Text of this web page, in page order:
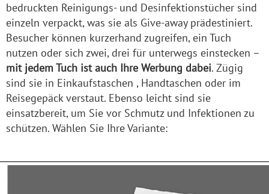
bedruckten Reinigungs- und Desinfektionstücher sind
einzeln verpackt, was sie als Give-away prädestiniert.
Besucher können kurzerhand zugreifen, ein Tuch
nutzen oder sich zwei, drei für unterwegs einstecken –
mit jedem Tuch ist auch Ihre Werbung dabei. Zügig
sind sie in Einkaufstaschen , Handtaschen oder im
Reisegepäck verstaut. Ebenso leicht sind sie
einsatzbereit, um Sie vor Schmutz und Infektionen zu
schützen. Wählen Sie Ihre Variante: